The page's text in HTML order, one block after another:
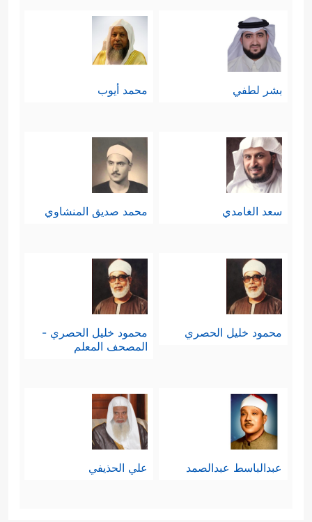
بشر لطفي محمد أيوب
سعد الغامدي محمد صديق المنشاوي
محمود خليل الحصري
محمود خليل الحصري -
المصحف المعلم
عبدالباسط عبدالصمد علي الحذيفي